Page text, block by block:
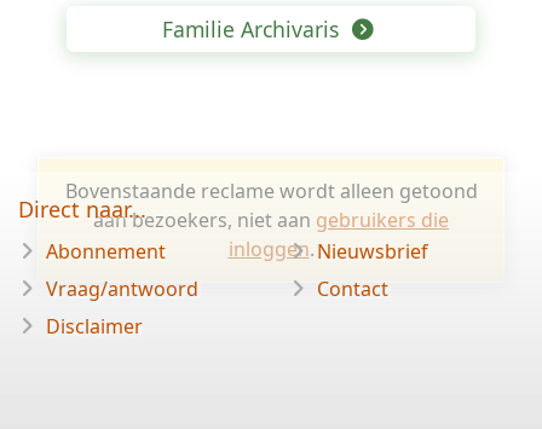
Familie Archivaris
Bovenstaande reclame wordt alleen getoond
aan bezoekers, niet aan gebruikers die
inloggen.
Direct naar...
Abonnement
Vraag/antwoord
Disclaimer
Nieuwsbrief
Contact